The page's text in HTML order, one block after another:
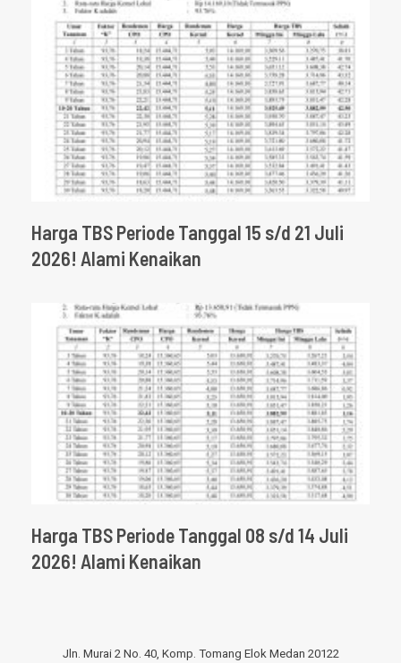
Harga TBS Periode Tanggal 15 s/d 21 Juli
2026! Alami Kenaikan
Harga TBS Periode Tanggal 08 s/d 14 Juli
2026! Alami Kenaikan
Jln. Murai 2 No. 40, Komp. Tomang Elok Medan 20122